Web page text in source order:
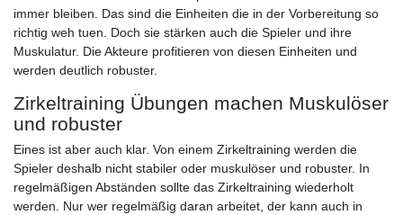
immer bleiben. Das sind die Einheiten die in der Vorbereitung so
richtig weh tuen. Doch sie stärken auch die Spieler und ihre
Muskulatur. Die Akteure profitieren von diesen Einheiten und
werden deutlich robuster.
Zirkeltraining Übungen machen Muskulöser
und robuster
Eines ist aber auch klar. Von einem Zirkeltraining werden die
Spieler deshalb nicht stabiler oder muskulöser und robuster. In
regelmäßigen Abständen sollte das Zirkeltraining wiederholt
werden. Nur wer regelmäßig daran arbeitet, der kann auch in